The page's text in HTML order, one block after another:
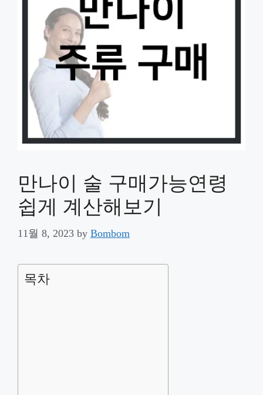
만나이 술 구매가능연령
쉽게 계산해보기
11월 8, 2023 by Bombom
목차